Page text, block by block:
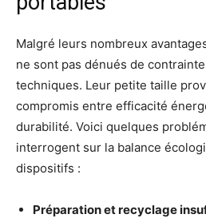
Malgré leurs nombreux
ne sont pas dénués de
techniques. Leur petite taille
compromis entre efficacité
durabilité. Voici quelques
interrogent sur la balance
dispositifs :
Préparation et recyclage